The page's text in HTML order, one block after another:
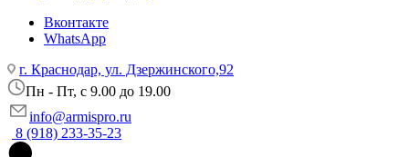
Вконтакте
WhatsApp
г. Краснодар, ул. Дзержинского,92
Пн - Пт, c 9.00 до 19.00
info@armispro.ru
8 (918) 233-35-23